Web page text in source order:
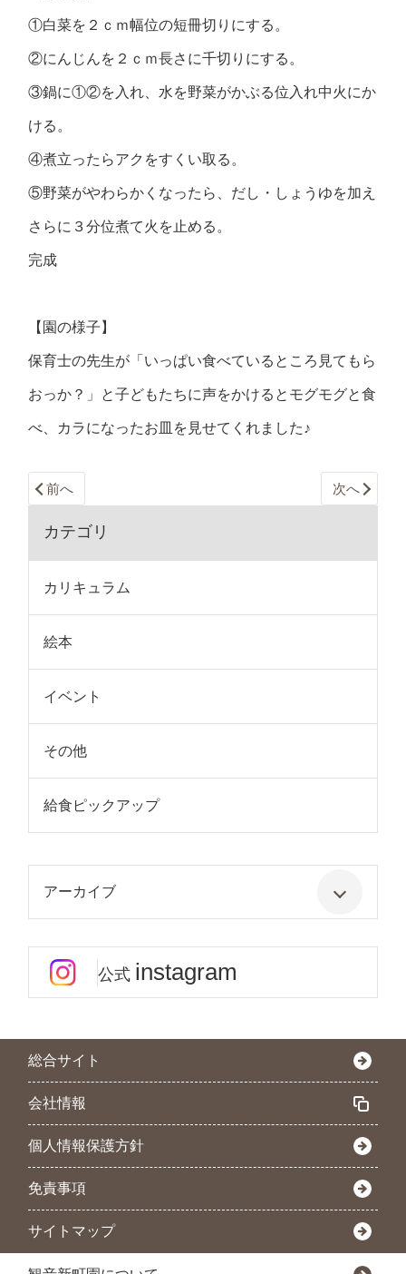
①白菜を２ｃｍ幅位の短冊切りにする。
②にんじんを２ｃｍ長さに千切りにする。
③鍋に①②を入れ、水を野菜がかぶる位入れ中火にか
ける。
④煮立ったらアクをすくい取る。
⑤野菜がやわらかくなったら、だし・しょうゆを加え
さらに３分位煮て火を止める。
完成
【園の様子】
保育士の先生が「いっぱい食べているところ見てもら
おっか？」と子どもたちに声をかけるとモグモグと食
べ、カラになったお皿を見せてくれました♪
前へ 次へ
カテゴリ
カリキュラム
絵本
イベント
その他
給食ピックアップ
アーカイブ
公式 instagram
総合サイト
会社情報
個人情報保護方針
免責事項
サイトマップ